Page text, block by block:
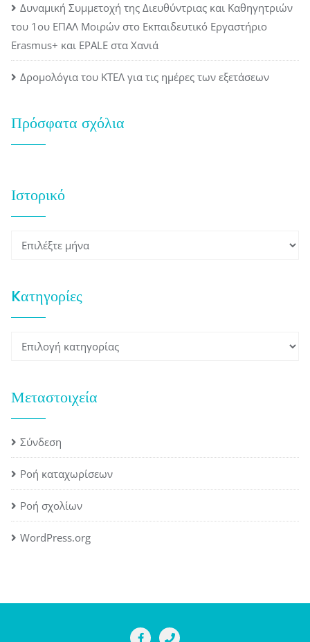
Δυναμική Συμμετοχή της Διευθύντριας και Καθηγητριών
του 1ου ΕΠΑΛ Μοιρών στο Εκπαιδευτικό Εργαστήριο
Erasmus+ και EPALE στα Χανιά
Δρομολόγια του ΚΤΕΛ για τις ημέρες των εξετάσεων
Πρόσφατα σχόλια
Ιστορικό
Ιστορικό
Kατηγορίες
Kατηγορίες
Μεταστοιχεία
Σύνδεση
Ροή καταχωρίσεων
Ροή σχολίων
WordPress.org